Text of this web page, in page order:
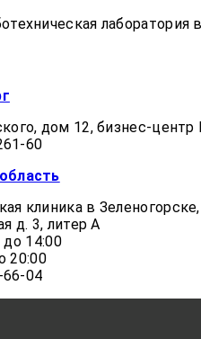
лаборатория
дом 12, бизнес-
60
клиника в Зеленогорске,
д. 3, литер А
до 14:00
20:00
66-04